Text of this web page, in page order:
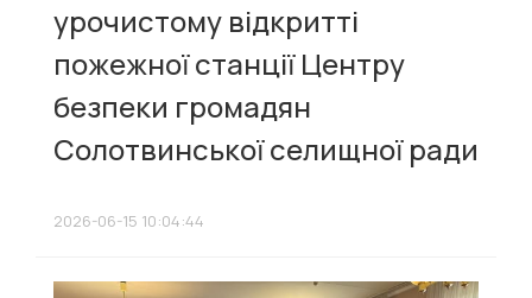
урочистому відкритті
пожежної станції Центру
безпеки громадян
Солотвинської селищної ради
2026-06-15 10:04:44